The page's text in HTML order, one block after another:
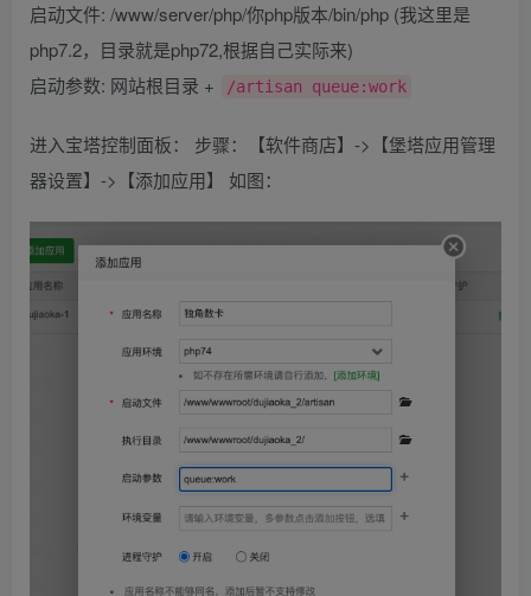
启动文件: /www/server/php/你php版本/bin/php (我这里是
php7.2，目录就是php72,根据自己实际来)
启动参数: 网站根目录 +
/artisan queue:work
进入宝塔控制面板： 步骤：【软件商店】->【堡塔应用管理
器设置】->【添加应用】 如图：